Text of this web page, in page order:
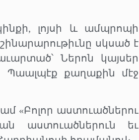
լոյսի և ամպրոպի
սկսած է
Ներոն կայսեր
Պաալպէք քաղաքին մէջ
«Բոլոր աստուածներու
աստուածներուն եւ